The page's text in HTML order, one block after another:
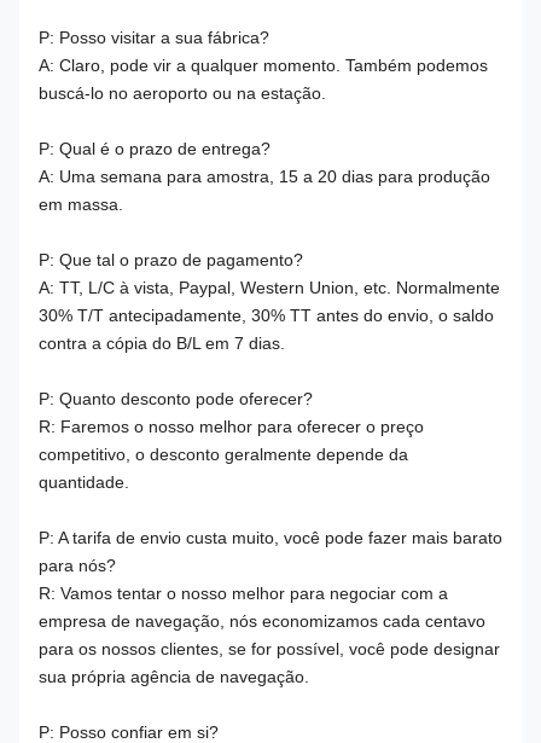
P: Posso visitar a sua fábrica?
A: Claro, pode vir a qualquer momento. Também podemos
buscá-lo no aeroporto ou na estação.
P: Qual é o prazo de entrega?
A: Uma semana para amostra, 15 a 20 dias para produção
em massa.
P: Que tal o prazo de pagamento?
A: TT, L/C à vista, Paypal, Western Union, etc. Normalmente
30% T/T antecipadamente, 30% TT antes do envio, o saldo
contra a cópia do B/L em 7 dias.
P: Quanto desconto pode oferecer?
R: Faremos o nosso melhor para oferecer o preço
competitivo, o desconto geralmente depende da
quantidade.
P: A tarifa de envio custa muito, você pode fazer mais barato
para nós?
R: Vamos tentar o nosso melhor para negociar com a
empresa de navegação, nós economizamos cada centavo
para os nossos clientes, se for possível, você pode designar
sua própria agência de navegação.
P: Posso confiar em si?